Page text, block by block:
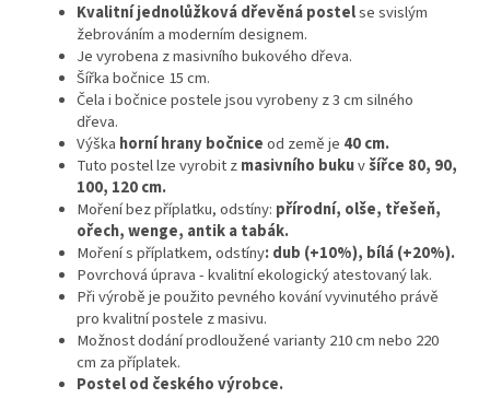
Kvalitní jednolůžková dřevěná postelse svislým
žebrováním a moderním designem.
Je vyrobena z masivního bukového dřeva.
Šířka bočnice 15 cm.
Čela i bočnice postele jsou vyrobeny z 3 cm silného
dřeva.
Výška horní hrany bočniceod země je 40 cm.
Tuto postel lze vyrobit zmasivního bukuvšířce 80, 90,
100, 120 cm.
Moření bez příplatku, odstíny: přírodní, olše, třešeň,
ořech, wenge, antik a tabák.
Moření s příplatkem, odstíny: dub (+10%), bílá (+20%).
Povrchová úprava - kvalitní ekologický atestovaný lak.
Při výrobě je použito pevného kování vyvinutého právě
pro kvalitní postele z masivu.
Možnost dodání prodloužené varianty 210 cm nebo 220
cm za příplatek.
Postel od českého výrobce.